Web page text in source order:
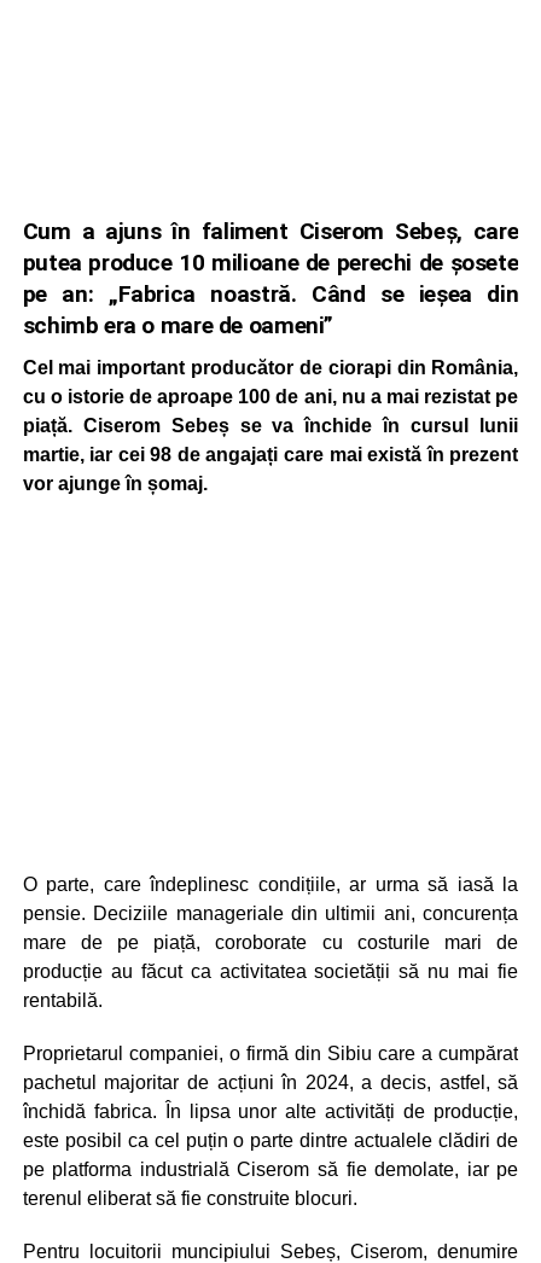
Cum a ajuns în faliment Ciserom Sebeș, care
putea produce 10 milioane de perechi de șosete
pe an: „Fabrica noastră. Când se ieșea din
schimb era o mare de oameni”
Cel mai important producător de ciorapi din România,
cu o istorie de aproape 100 de ani, nu a mai rezistat pe
piață. Ciserom Sebeș se va închide în cursul lunii
martie, iar cei 98 de angajați care mai există în prezent
vor ajunge în șomaj.
O parte, care îndeplinesc condițiile, ar urma să iasă la
pensie. Deciziile manageriale din ultimii ani, concurența
mare de pe piață, coroborate cu costurile mari de
producție au făcut ca activitatea societății să nu mai fie
rentabilă.
Proprietarul companiei, o firmă din Sibiu care a cumpărat
pachetul majoritar de acțiuni în 2024, a decis, astfel, să
închidă fabrica. În lipsa unor alte activități de producție,
este posibil ca cel puțin o parte dintre actualele clădiri de
pe platforma industrială Ciserom să fie demolate, iar pe
terenul eliberat să fie construite blocuri.
Pentru locuitorii muncipiului Sebeș, Ciserom, denumire